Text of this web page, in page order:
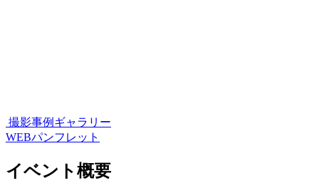
撮影事例ギャラリー
WEBパンフレット
イベント概要